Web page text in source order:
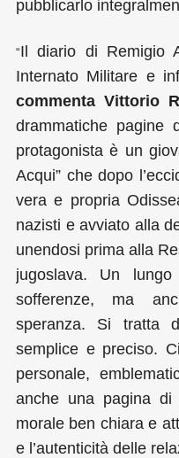
pubblicarlo
“Il diario di Remigio
Internato Militare e
commenta Vittorio
drammatiche pagine
protagonista è un
Acqui” che dopo
vera e propria
nazisti e avviato alla
unendosi prima alla
jugoslava. Un
sofferenze, ma
speranza. Si tratta
semplice e preciso.
personale,
anche una pagina
morale ben chiara e
e l’autenticità delle